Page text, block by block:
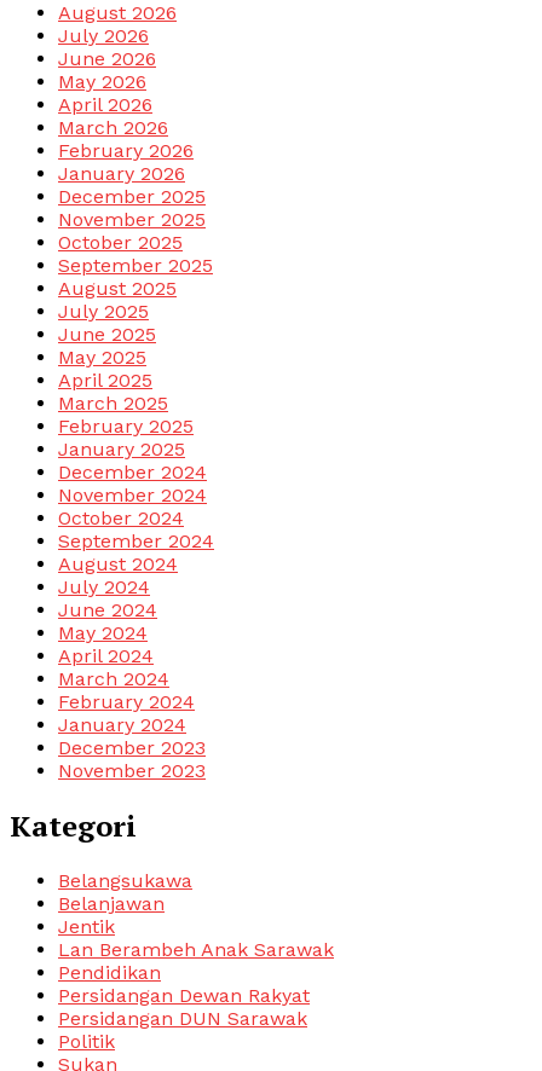
August 2026
July 2026
June 2026
May 2026
April 2026
March 2026
February 2026
January 2026
December 2025
November 2025
October 2025
September 2025
August 2025
July 2025
June 2025
May 2025
April 2025
March 2025
February 2025
January 2025
December 2024
November 2024
October 2024
September 2024
August 2024
July 2024
June 2024
May 2024
April 2024
March 2024
February 2024
January 2024
December 2023
November 2023
Kategori
Belangsukawa
Belanjawan
Jentik
Lan Berambeh Anak Sarawak
Pendidikan
Persidangan Dewan Rakyat
Persidangan DUN Sarawak
Politik
Sukan